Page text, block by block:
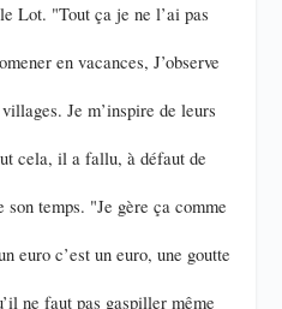
Lot. "Tout ça je ne l’ai pas
en vacances, J’observe
Je m’inspire de leurs
cela, il a fallu, à défaut de
son temps. "Je gère ça comme
euro c’est un euro, une goutte
ne faut pas gaspiller même